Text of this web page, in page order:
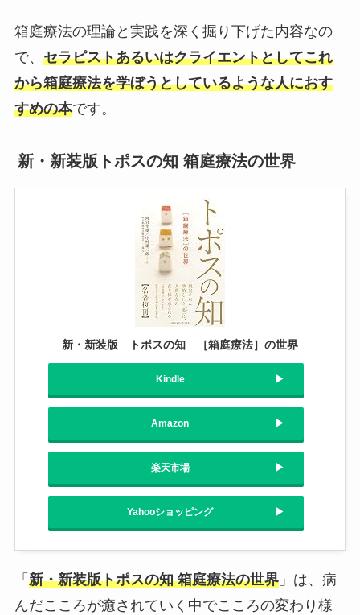
箱庭療法の理論と実践を深く掘り下げた内容なの
で、 セラピストあるいはクライエントとしてこれ
から箱庭療法を学ぼうとしているような人におす
すめの本です。
新・新装版トポスの知 箱庭療法の世界
新・新装版 トポスの知 ［箱庭療法］の世界
Kindle
Amazon
楽天市場
Yahooショッピング
「 新・新装版トポスの知 箱庭療法の世界」は、病
んだこころが癒されていく中でこころの変わり様